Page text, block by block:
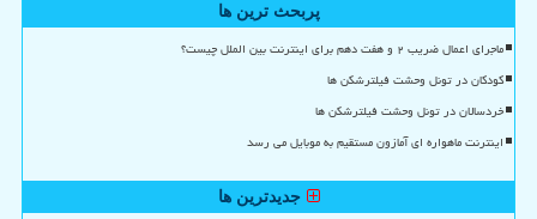
پربحث ترین ها
ماجرای اعمال ضریب ۲ و هفت دهم برای اینترنت بین الملل چیست؟
کودکان در تونل وحشت فیلترشکن ها
خردسالان در تونل وحشت فیلترشکن ها
اینترنت ماهواره ای آمازون مستقیم به موبایل می رسد
جدیدترین ها